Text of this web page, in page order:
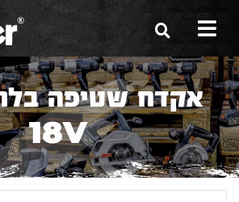
הסיפור שלנו
הכלים שלנו
תערוכות
משווקים
אקדח שטיפה
18V